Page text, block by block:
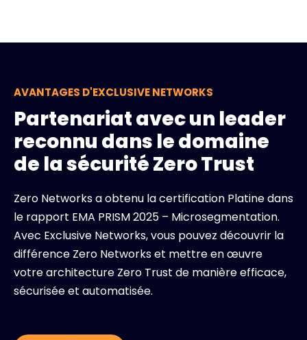
AVANTAGES D'EXCLUSIVE NETWORKS
Partenariat avec un leader
reconnu dans le domaine
de la sécurité Zero Trust
Zero Networks a obtenu la certification Platine dans
le rapport EMA PRISM 2025 – Microsegmentation.
Avec Exclusive Networks, vous pouvez découvrir la
différence Zero Networks et mettre en œuvre
votre architecture Zero Trust de manière efficace,
sécurisée et automatisée.